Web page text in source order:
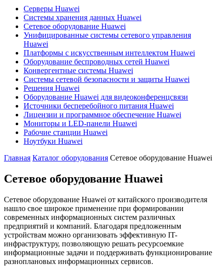
Серверы Huawei
Системы хранения данных Huawei
Сетевое оборудование Huawei
Унифицированные системы сетевого управления
Huawei
Платформы с искусственным интеллектом Huawei
Оборудование беспроводных сетей Huawei
Конвергентные системы Huawei
Системы сетевой безопасности и защиты Huawei
Решения Huawei
Оборудование Huawei для видеоконференцсвязи
Источники бесперебойного питания Huawei
Лицензии и программное обеспечение Huawei
Мониторы и LED-панели Huawei
Рабочие станции Huawei
Ноутбуки Huawei
Главная Каталог оборудования Сетевое оборудование Huawei
Сетевое оборудование Huawei
Сетевое оборудование Huawei от китайского производителя
нашло свое широкое применение при формировании
современных информационных систем различных
предприятий и компаний. Благодаря предложенным
устройствам можно организовать эффективную IT-
инфраструктуру, позволяющую решать ресурсоемкие
информационные задачи и поддерживать функционирование
разноплановых информационных сервисов.